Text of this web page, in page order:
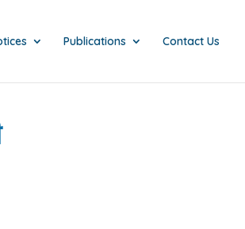
Publications Contact Us